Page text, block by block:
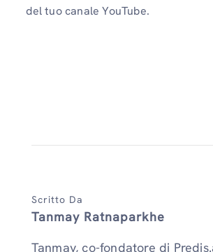
del tuo canale YouTube.
Scritto Da
Tanmay Ratnaparkhe
Tanmay, co-fondatore di